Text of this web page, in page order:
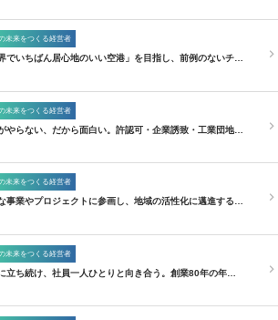
未来をつくる経営者
界でいちばん居心地のいい空港」を目指し、前例のないチ…
未来をつくる経営者
やらない、だから面白い。許認可・企業誘致・工業団地…
未来をつくる経営者
事業やプロジェクトに参画し、地域の活性化に邁進する…
未来をつくる経営者
立ち続け、社員一人ひとりと向き合う。創業80年の年…